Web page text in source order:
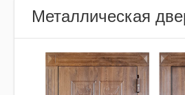
Металлическая